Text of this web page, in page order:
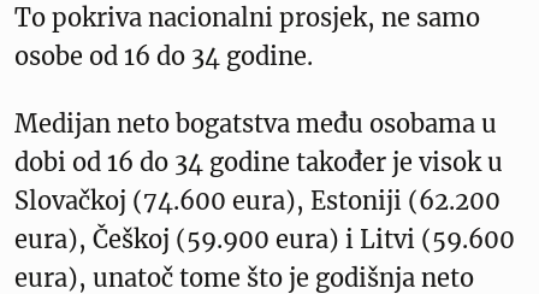
To pokriva nacionalni prosjek, ne samo
osobe od 16 do 34 godine.
Medijan neto bogatstva među osobama u
dobi od 16 do 34 godine također je visok u
Slovačkoj (74.600 eura), Estoniji (62.200
eura), Češkoj (59.900 eura) i Litvi (59.600
eura), unatoč tome što je godišnja neto